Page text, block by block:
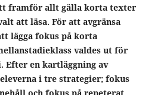
framför allt gälla korta texter
att läsa. För att avgränsa
lägga fokus på korta
valdes ut för
en kartläggning av
i tre strategier; fokus